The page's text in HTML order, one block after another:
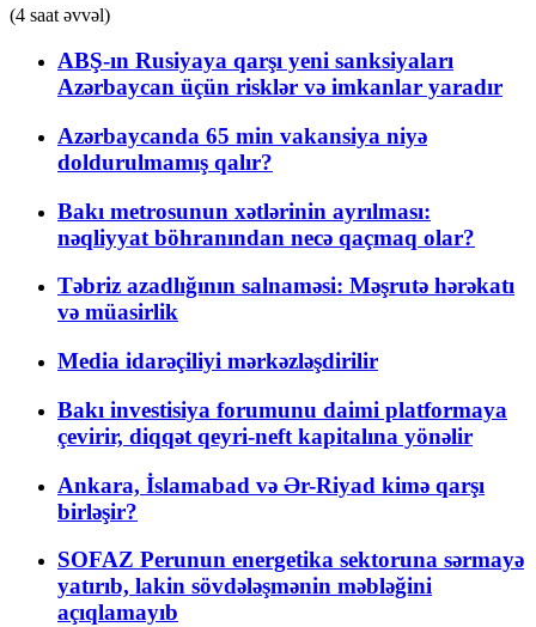
(4 saat əvvəl)
ABŞ-ın Rusiyaya qarşı yeni sanksiyaları
Azərbaycan üçün risklər və imkanlar yaradır
Azərbaycanda 65 min vakansiya niyə
doldurulmamış qalır?
Bakı metrosunun xətlərinin ayrılması:
nəqliyyat böhranından necə qaçmaq olar?
Təbriz azadlığının salnaməsi: Məşrutə hərəkatı
və müasirlik
Media idarəçiliyi mərkəzləşdirilir
Bakı investisiya forumunu daimi platformaya
çevirir, diqqət qeyri-neft kapitalına yönəlir
Ankara, İslamabad və Ər-Riyad kimə qarşı
birləşir?
SOFAZ Perunun energetika sektoruna sərmayə
yatırıb, lakin sövdələşmənin məbləğini
açıqlamayıb